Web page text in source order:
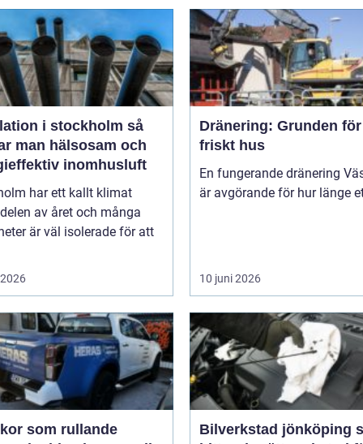
i stockholm så
man hälsosam och
inomhusluft
har ett kallt klimat
av året och många
är väl isolerade för att
Dränering: Grunden
friskt hus
En fungerande dränering
är avgörande för hur länge
10 juni 2026
som rullande
Bilverkstad jönköping så